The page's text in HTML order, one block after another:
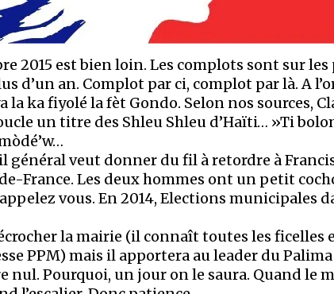
2015 est bien loin. Les complots sont sur
d’un an. Complot par ci, complot par là. A
la ka fiyolé la fèt Gondo. Selon nos sources,
un titre des Shleu Shleu d’Haïti… »Ti
général veut donner du fil à retordre à
France. Les deux hommes ont un petit
vous. En 2014, Elections municipales
la mairie (il connaît toutes les ficelles
PPM) mais il apportera au leader du
nul. Pourquoi, un jour on le saura. Quand le